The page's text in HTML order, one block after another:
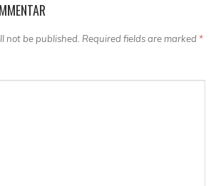
not be published. Required fields are marked *